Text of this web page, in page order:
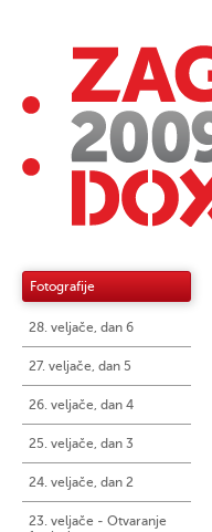
Fotografije
28. veljače, dan 6
27. veljače, dan 5
26. veljače, dan 4
25. veljače, dan 3
24. veljače, dan 2
23. veljače - Otvaranje